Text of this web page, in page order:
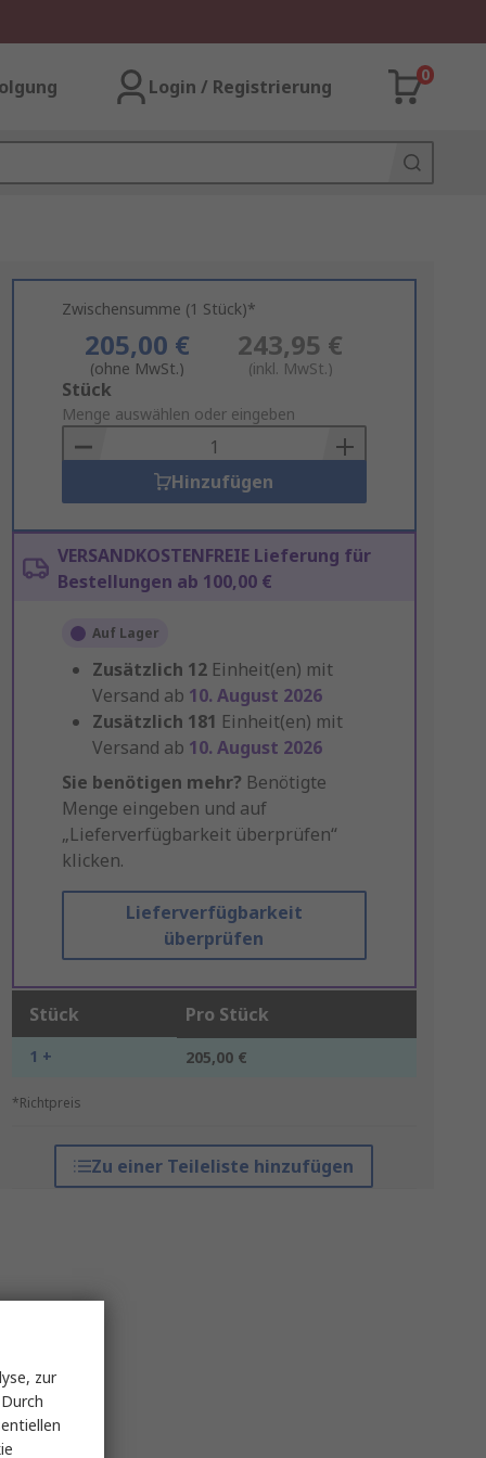
Login / Registrierung
0
Zwischensumme (1 Stück)*
205,00 €
(ohne MwSt.)
243,95 €
(inkl. MwSt.)
Add
to
Basket
Stück
Menge auswählen oder eingeben
Hinzufügen
VERSANDKOSTENFREIE Lieferung für
Bestellungen ab 100,00 €
Auf Lager
Zusätzlich 12 Einheit(en) mit
Versand ab 10. August 2026
Zusätzlich 181 Einheit(en) mit
Versand ab 10. August 2026
Sie benötigen mehr? Benötigte
Menge eingeben und auf
„Lieferverfügbarkeit überprüfen“
klicken.
Lieferverfügbarkeit
überprüfen
Stück Pro Stück
1 + 205,00 €
*Richtpreis
Zu einer Teileliste hinzufügen
zur